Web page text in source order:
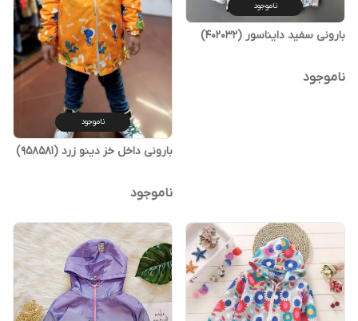
ناموجود
بارونی سفید دایناسور (402032)
ناموجود
ناموجود
بارونی داخل خز دینو زرد (958581)
ناموجود